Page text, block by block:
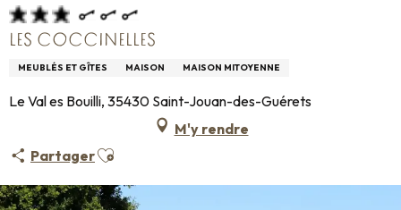
LES COCCINELLES
MEUBLÉS ET GÎTES MAISON MAISON MITOYENNE
Le Val es Bouilli, 35430 Saint-Jouan-des-Guérets
M'y rendre
PartagerAjouter aux favoris